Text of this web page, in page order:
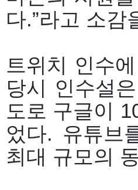
다.”라고 소감
트위치 인수
당시 인수설
도로 구글이
었다. 유튜브
최대 규모의